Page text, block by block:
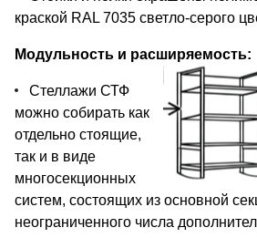
краской RAL 7035 светло-серого
Модульность и расширяемость:
Стеллажи СТФ
можно собирать как
отдельно стоящие,
так и в виде
многосекционных
систем, состоящих из основной
неограниченного числа